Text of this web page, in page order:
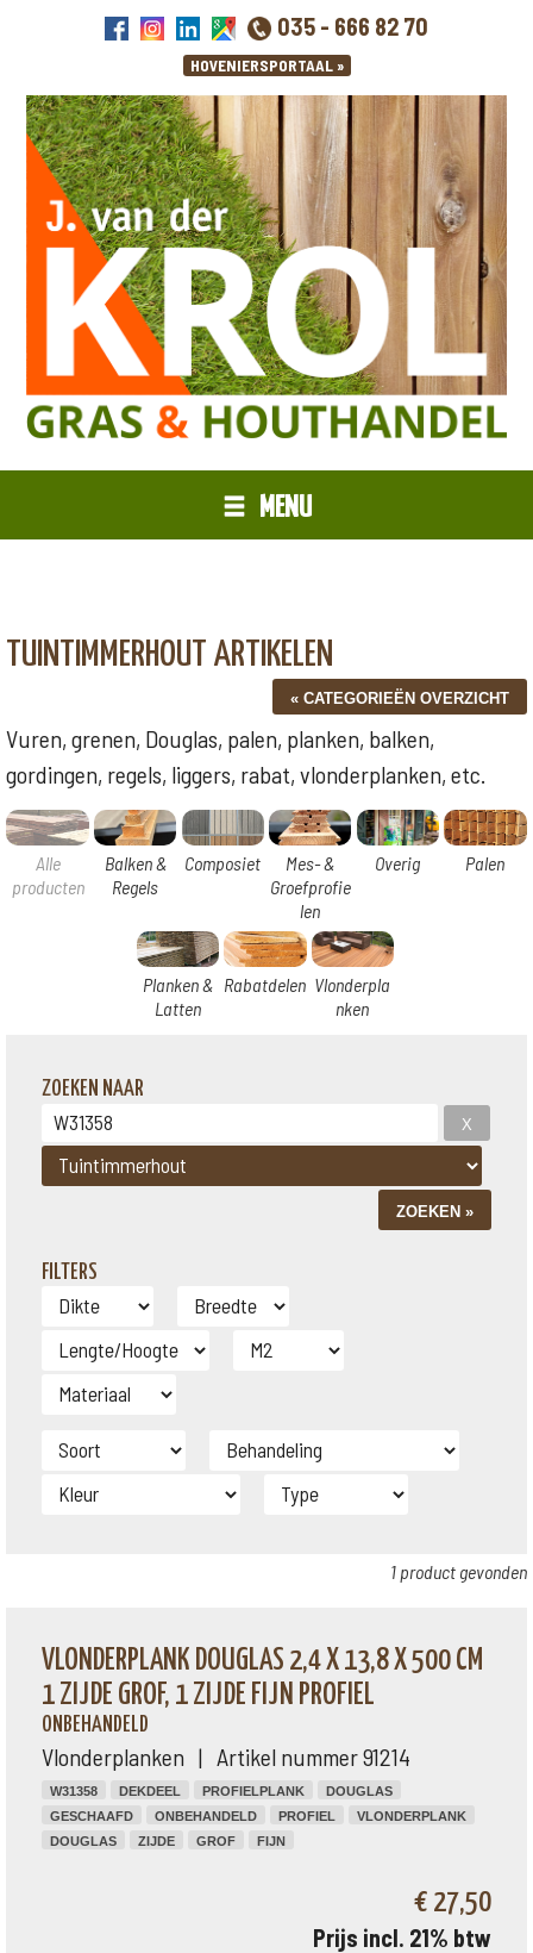
035 - 666 82 70
MENU
TUINTIMMERHOUT ARTIKELEN
Vuren, grenen, Douglas, palen, planken, balken,
gordingen, regels, liggers, rabat, vlonderplanken, etc.
Alle
producten
Balken &
Regels
Composiet
Mes- &
Groefprofie
len
Overig Palen
Planken &
Latten
Rabatdelen Vlonderpla
nken
ZOEKEN NAAR
FILTERS
1 product gevonden
VLONDERPLANK DOUGLAS 2,4 X 13,8 X 500 CM
1 ZIJDE GROF, 1 ZIJDE FIJN PROFIEL
ONBEHANDELD
Vlonderplanken | Artikel nummer 91214
W31358 DEKDEEL PROFIELPLANK
DOUGLAS
GESCHAAFD
ONBEHANDELD PROFIEL
VLONDERPLANK
DOUGLAS
ZIJDE GROF FIJN
€ 27,50
Prijs incl. 21% btw